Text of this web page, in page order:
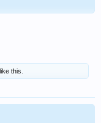
like this.